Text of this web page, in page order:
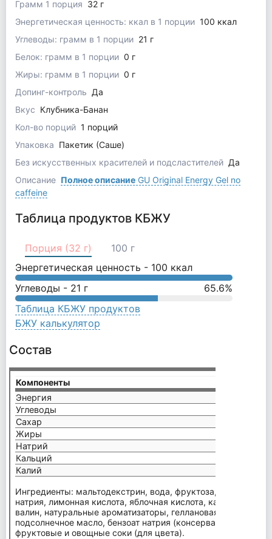
Грамм 1 порция 32 г
Энергетическая ценность: ккал в 1 порции 100 ккал
Углеводы: грамм в 1 порции 21 г
Белок: грамм в 1 порции 0 г
Жиры: грамм в 1 порции 0 г
Допинг-контроль Да
Вкус Клубника-Банан
Кол-во порций 1 порций
Упаковка Пакетик (Саше)
Без искусственных красителей и подсластителей Да
Описание Полное описаниеGU Original Energy Gel no
caffeine
Таблица продуктов КБЖУ
Порция (32 г)
100 г
Энергетическая ценность - 100 ккал
Углеводы - 21 г 65.6%
Таблица КБЖУ продуктов
БЖУ калькулятор
Состав
Компоненты
Энергия
Углеводы
Сахар
Жиры
Натрий
Кальций
Калий
Ингредиенты: мальтодекстрин, вода, фруктоза, l-лейцин,
натрия, лимонная кислота, яблочная кислота, карбонат
валин, натуральные ароматизаторы, геллановая камедь, l-
подсолнечное масло, бензоат натрия (консервант), сорбат
фруктовые и овощные соки (для цвета).